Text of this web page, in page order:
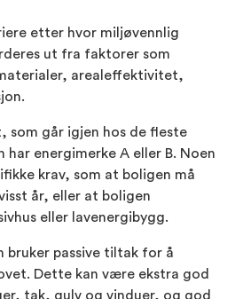
etter hvor miljøvennlig
ut fra faktorer som
arealeffektivitet,
som går igjen hos de fleste
har energimerke A eller B. Noen
krav, som at boligen må
år, eller at boligen
eller lavenergibygg.
bruker passive tiltak for å
Dette kan være ekstra god
tak, gulv og vinduer, og god